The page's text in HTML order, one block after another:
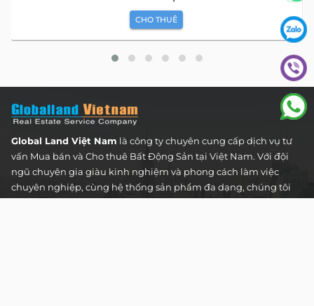
CHO THUÊ
Global Land Việt Nam là công ty chuyên cung cấp dịch vụ tư
vấn Mua bán và Cho thuê Bất Động Sản tại Việt Nam. Với đội
ngũ chuyên gia giàu kinh nghiệm và phong cách làm việc
chuyên nghiệp, cùng hệ thống sản phẩm đa dạng, chúng tôi